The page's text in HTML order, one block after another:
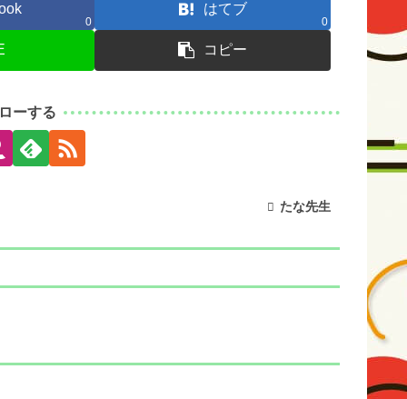
0
はてブ
0
コピー
ーする
たな先生